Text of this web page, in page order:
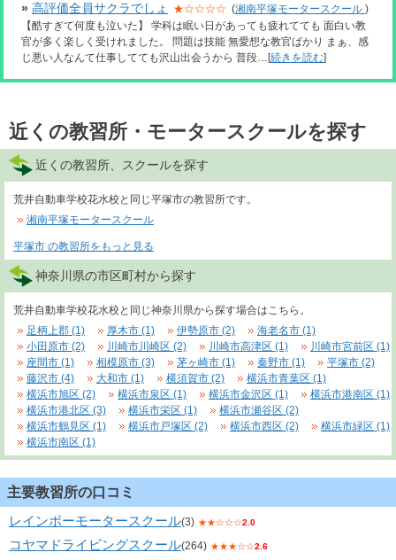
» 高評価全員サクラでしょ ★☆☆☆☆ (湘南平塚モータースクール )
【酷すぎて何度も泣いた】 学科は眠い日があっても疲れてても 面白い教
官が多く楽しく受けれました。 問題は技能 無愛想な教官ばかり まぁ、感
じ悪い人なんて仕事してても沢山出会うから 普段…[続きを読む]
近くの教習所・モータースクールを探す
近くの教習所、スクールを探す
荒井自動車学校花水校と同じ平塚市の教習所です。
湘南平塚モータースクール
平塚市 の教習所をもっと見る
神奈川県の市区町村から探す
荒井自動車学校花水校と同じ神奈川県から探す場合はこちら。
足柄上郡 (1)
厚木市 (1) 伊勢原市 (2)
海老名市 (1)
小田原市 (2)
川崎市川崎区 (2) 川崎市高津区 (1)
川崎市宮前区 (1)
座間市 (1)
相模原市 (3) 茅ヶ崎市 (1) 秦野市 (1)
平塚市 (2)
藤沢市 (4)
大和市 (1) 横須賀市 (2)
横浜市青葉区 (1)
横浜市旭区 (2)
横浜市泉区 (1) 横浜市金沢区 (1)
横浜市港南区 (1)
横浜市港北区 (3)
横浜市栄区 (1)
横浜市瀬谷区 (2)
横浜市鶴見区 (1)
横浜市戸塚区 (2) 横浜市西区 (2)
横浜市緑区 (1)
横浜市南区 (1)
主要教習所の口コミ
レインボーモータースクール(3) ★★☆☆☆2.0
コヤマドライビングスクール(264) ★★★☆☆2.6